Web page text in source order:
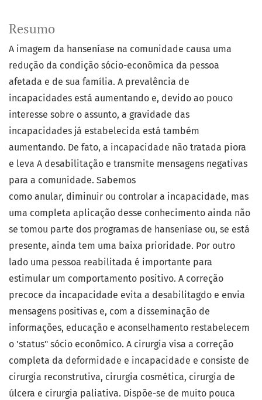
Resumo
A imagem da hanseníase na comunidade causa uma
redução da condição sócio-econômica da pessoa
afetada e de sua família. A prevalência de
incapacidades está aumentando e, devido ao pouco
interesse sobre o assunto, a gravidade das
incapacidades já estabelecida está também
aumentando. De fato, a incapacidade não tratada piora
e leva A desabilitação e transmite mensagens negativas
para a comunidade. Sabemos
como anular, diminuir ou controlar a incapacidade, mas
uma completa aplicação desse conhecimento ainda não
se tomou parte dos programas de hanseníase ou, se está
presente, ainda tem uma baixa prioridade. Por outro
lado uma pessoa reabilitada é importante para
estimular um comportamento positivo. A correção
precoce da incapacidade evita a desabilitagdo e envia
mensagens positivas e, com a disseminação de
informações, educação e aconselhamento restabelecem
o 'status" sócio econômico. A cirurgia visa a correção
completa da deformidade e incapacidade e consiste de
cirurgia reconstrutiva, cirurgia cosmética, cirurgia de
úlcera e cirurgia paliativa. Dispõe-se de muito pouca